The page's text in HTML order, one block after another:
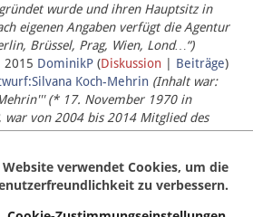
wurde und ihren Hauptsitz in
eigenen Angaben verfügt die Agentur
Brüssel, Prag, Wien, Lond…“)
2015 DominikP (Diskussion Beiträge)
Koch-Mehrin (Inhalt war:
(* 17. November 1970 in
war von 2004 bis 2014 Mitglied des
seit November 2014 ist sie für
Website verwendet Cookies, um die
zu verbessern.